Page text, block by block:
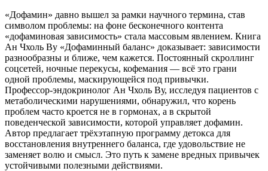
«Дофамин» давно вышел за рамки научного термина, став
символом проблемы: на фоне бесконечного контента
«дофаминовая зависимость» стала массовым явлением. Книга
Ан Чхоль Ву «Дофаминный баланс» доказывает: зависимости
разнообразны и ближе, чем кажется. Постоянный скроллинг
соцсетей, ночные перекусы, кофемания — всё это грани
одной проблемы, маскирующейся под привычки.
Профессор-эндокринолог Ан Чхоль Ву, исследуя пациентов с
метаболическими нарушениями, обнаружил, что корень
проблем часто кроется не в гормонах, а в скрытой
поведенческой зависимости, которой управляет дофамин.
Автор предлагает трёхэтапную программу детокса для
восстановления внутреннего баланса, где удовольствие не
заменяет волю и смысл. Это путь к замене вредных привычек
устойчивыми полезными действиями.